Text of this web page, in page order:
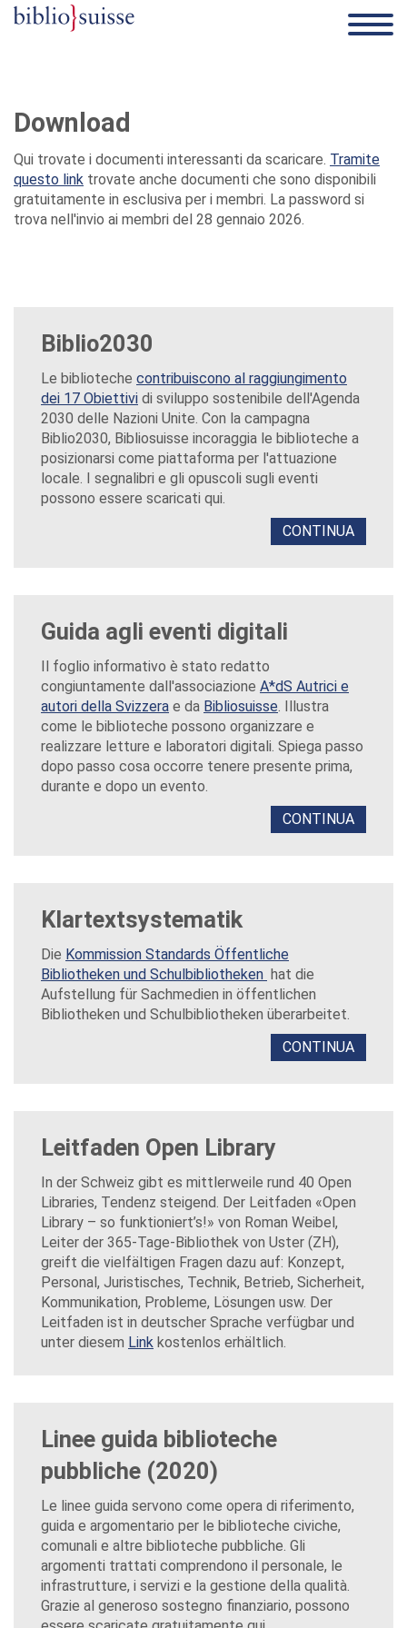
Download
Qui trovate i documenti interessanti da scaricare. Tramite
questo link trovate anche documenti che sono disponibili
gratuitamente in esclusiva per i membri. La password si
trova nell'invio ai membri del 28 gennaio 2026.
Biblio2030
Le biblioteche contribuiscono al raggiungimento
dei 17 Obiettivi di sviluppo sostenibile dell'Agenda
2030 delle Nazioni Unite. Con la campagna
Biblio2030, Bibliosuisse incoraggia le biblioteche a
posizionarsi come piattaforma per l'attuazione
locale. I segnalibri e gli opuscoli sugli eventi
possono essere scaricati qui.
CONTINUA
Guida agli eventi digitali
Il foglio informativo è stato redatto
congiuntamente dall'associazione A*dS Autrici e
autori della Svizzera e da Bibliosuisse. Illustra
come le biblioteche possono organizzare e
realizzare letture e laboratori digitali. Spiega passo
dopo passo cosa occorre tenere presente prima,
durante e dopo un evento.
CONTINUA
Klartextsystematik
Die Kommission Standards Öffentliche
Bibliotheken und Schulbibliotheken hat die
Aufstellung für Sachmedien in öffentlichen
Bibliotheken und Schulbibliotheken überarbeitet.
CONTINUA
Leitfaden Open Library
In der Schweiz gibt es mittlerweile rund 40 Open
Libraries, Tendenz steigend. Der Leitfaden «Open
Library – so funktioniert’s!» von Roman Weibel,
Leiter der 365-Tage-Bibliothek von Uster (ZH),
greift die vielfältigen Fragen dazu auf: Konzept,
Personal, Juristisches, Technik, Betrieb, Sicherheit,
Kommunikation, Probleme, Lösungen usw. Der
Leitfaden ist in deutscher Sprache verfügbar und
unter diesem Link kostenlos erhältlich.
Linee guida biblioteche
pubbliche (2020)
Le linee guida servono come opera di riferimento,
guida e argomentario per le biblioteche civiche,
comunali e altre biblioteche pubbliche. Gli
argomenti trattati comprendono il personale, le
infrastrutture, i servizi e la gestione della qualità.
Grazie al generoso sostegno finanziario, possono